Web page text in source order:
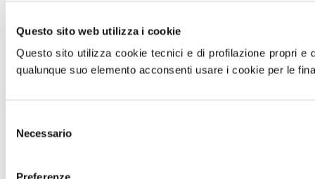
Questo sito web utilizza i cookie
Questo sito utilizza cookie tecnici e di profilazione propri
qualunque suo elemento acconsenti usare i cookie per le
delNecessario
Preferenze